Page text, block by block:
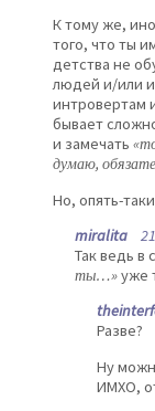
К тому же,
того, что ты
детства не
людей и/или
интровертам
бывает
и замечать
думаю,
Но, опять-
miralita
Так ведь в
ты…»уже
Разве?
Ну
ИМХО,